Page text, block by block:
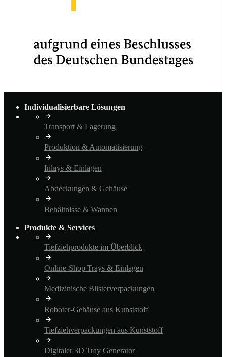
Individualisierbare Lösungen
Transport & Lagerung
Produktion & Automatisierung
Inlays & Einlagen
Abdeckungen & Gehäuse
Behältnisse & Wannen
Produkte & Services
Tiefziehprodukte im Überblick
Online-Shop Trays & Einlagen
Medizinische Blisterverpackungen
Roboter-Gehäuse aus Kunststoff
Tiefziehverpackungen aus Kunststoff
Digitaler 3D Tray Generator